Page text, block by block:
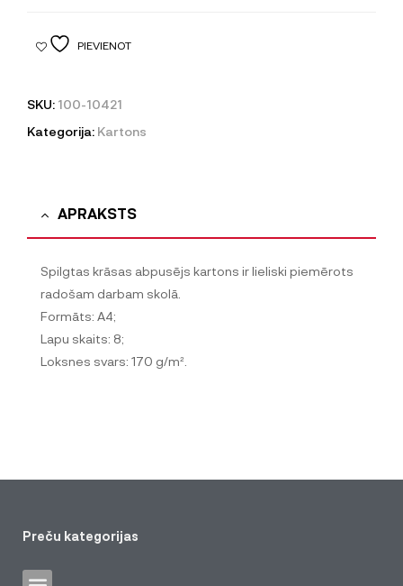
PIEVIENOT
SKU: 100-10421
Kategorija: Kartons
APRAKSTS
Spilgtas krāsas abpusējs kartons ir lieliski piemērots
radošam darbam skolā.
Formāts: A4;
Lapu skaits: 8;
Loksnes svars: 170 g/m².
Preču kategorijas